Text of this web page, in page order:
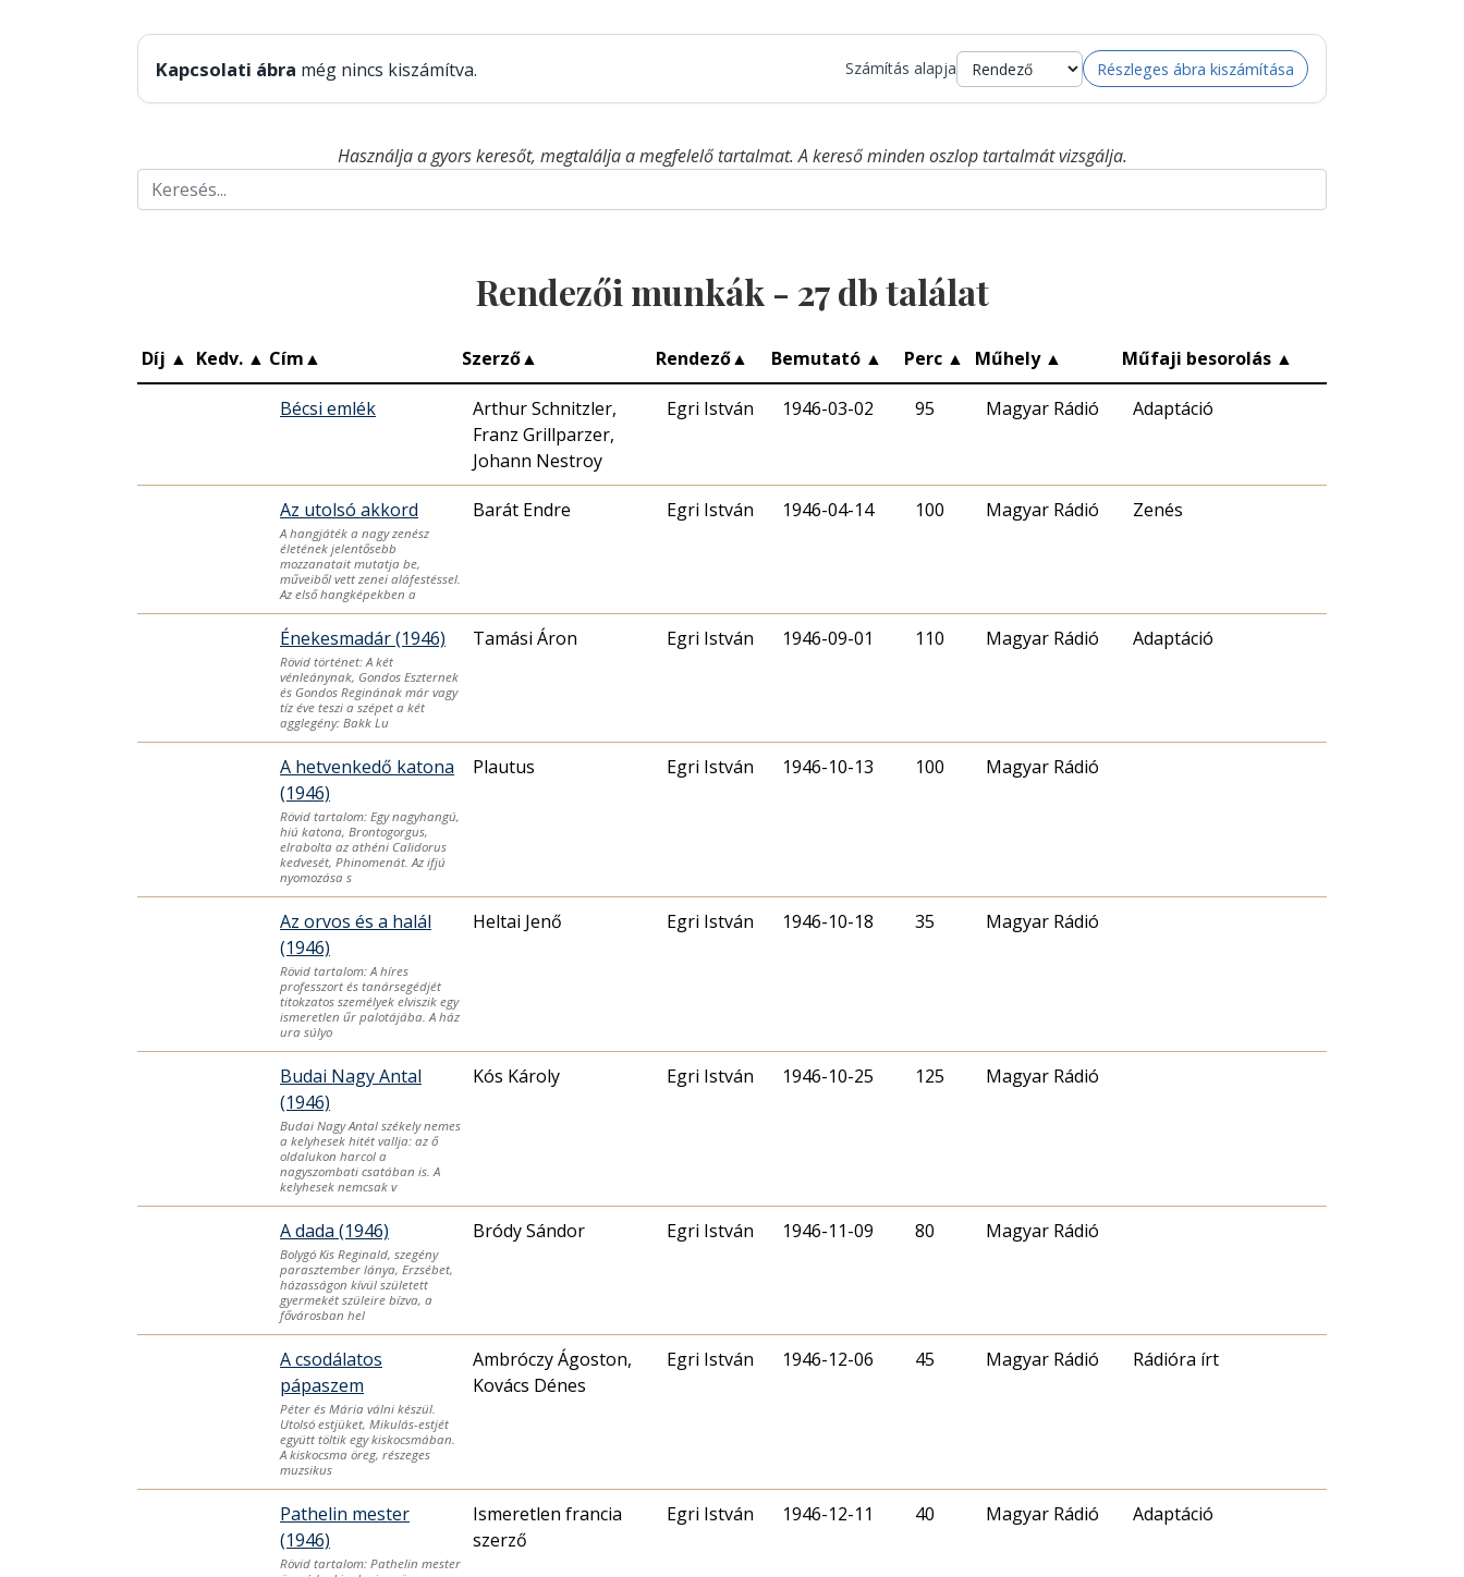
Kapcsolati ábra még nincs kiszámítva. Számítás alapja Részleges ábra kiszámítása
Használja a gyors keresőt, megtalálja a megfelelő tartalmat. A kereső minden oszlop tartalmát vizsgálja.
Rendezői munkák - 27db találat
Díj ▲ Kedv. ▲ Cím▲ Szerző▲ Rendező▲ Bemutató ▲ Perc ▲ Műhely ▲ Műfaji besorolás ▲
Bécsi emlék
Arthur Schnitzler,
Franz Grillparzer,
Johann Nestroy
Egri István 1946-03-02 95 Magyar Rádió Adaptáció
Az utolsó akkord
A hangjáték a nagy zenész
életének jelentősebb
mozzanatait mutatja be,
műveiből vett zenei aláfestéssel.
Az első hangképekben a
Barát Endre Egri István 1946-04-14 100 Magyar Rádió Zenés
Énekesmadár (1946)
Rövid történet: A két
vénleánynak, Gondos Eszternek
és Gondos Reginának már vagy
tíz éve teszi a szépet a két
agglegény: Bakk Lu
Tamási Áron Egri István 1946-09-01 110 Magyar Rádió Adaptáció
A hetvenkedő katona
(1946)
Rövid tartalom: Egy nagyhangú,
hiú katona, Brontogorgus,
elrabolta az athéni Calidorus
kedvesét, Phinomenát. Az ifjú
nyomozása s
Plautus Egri István 1946-10-13 100 Magyar Rádió
Az orvos és a halál
(1946)
Rövid tartalom: A híres
professzort és tanársegédjét
titokzatos személyek elviszik egy
ismeretlen űr palotájába. A ház
ura súlyo
Heltai Jenő Egri István 1946-10-18 35 Magyar Rádió
Budai Nagy Antal
(1946)
Budai Nagy Antal székely nemes
a kelyhesek hitét vallja: az ő
oldalukon harcol a
nagyszombati csatában is. A
kelyhesek nemcsak v
Kós Károly Egri István 1946-10-25 125 Magyar Rádió
A dada (1946)
Bolygó Kis Reginald, szegény
parasztember lánya, Erzsébet,
házasságon kívül született
gyermekét szüleire bízva, a
fővárosban hel
Bródy Sándor Egri István 1946-11-09 80 Magyar Rádió
A csodálatos
pápaszem
Péter és Mária válni készül.
Utolsó estjüket, Mikulás-estjét
együtt töltik egy kiskocsmában.
A kiskocsma öreg, részeges
muzsikus
Ambróczy Ágoston,
Kovács Dénes
Egri István 1946-12-06 45 Magyar Rádió Rádióra írt
Pathelin mester
(1946)
Rövid tartalom: Pathelin mester
Ismeretlen francia
szerző
Egri István 1946-12-11 40 Magyar Rádió Adaptáció